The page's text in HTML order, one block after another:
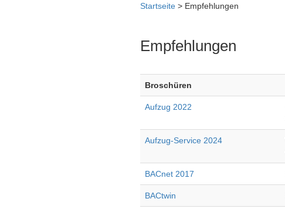
Startseite > Empfehlungen
Empfehlungen
Broschüren
Aufzug 2022
Aufzug-Service 2024
BACnet 2017
BACtwin